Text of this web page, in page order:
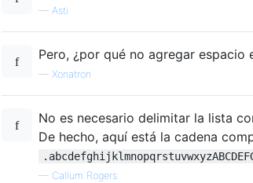
— Asti
Pero, ¿por qué no agregar
— Xonatron
No es necesario delimitar la lista
De hecho, aquí está la cadena
— Callum Rogers